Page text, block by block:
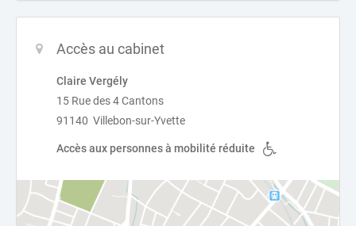
Accès au cabinet
Claire Vergély
15 Rue des 4 Cantons
91140 Villebon-sur-Yvette
Accès aux personnes à mobilité réduite